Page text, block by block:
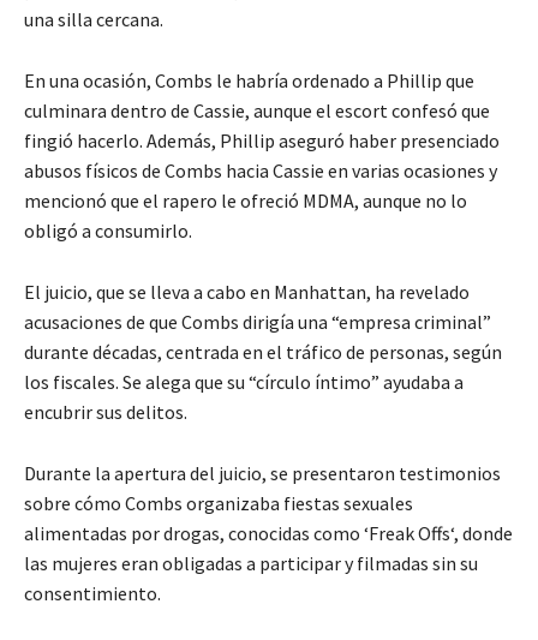
una silla cercana.
En una ocasión, Combs le habría ordenado a Phillip que
culminara dentro de Cassie, aunque el escort confesó que
fingió hacerlo. Además, Phillip aseguró haber presenciado
abusos físicos de Combs hacia Cassie en varias ocasiones y
mencionó que el rapero le ofreció MDMA, aunque no lo
obligó a consumirlo.
El juicio, que se lleva a cabo en Manhattan, ha revelado
acusaciones de que Combs dirigía una “empresa criminal”
durante décadas, centrada en el tráfico de personas, según
los fiscales. Se alega que su “círculo íntimo” ayudaba a
encubrir sus delitos.
Durante la apertura del juicio, se presentaron testimonios
sobre cómo Combs organizaba fiestas sexuales
alimentadas por drogas, conocidas como ‘Freak Offs‘, donde
las mujeres eran obligadas a participar y filmadas sin su
consentimiento.